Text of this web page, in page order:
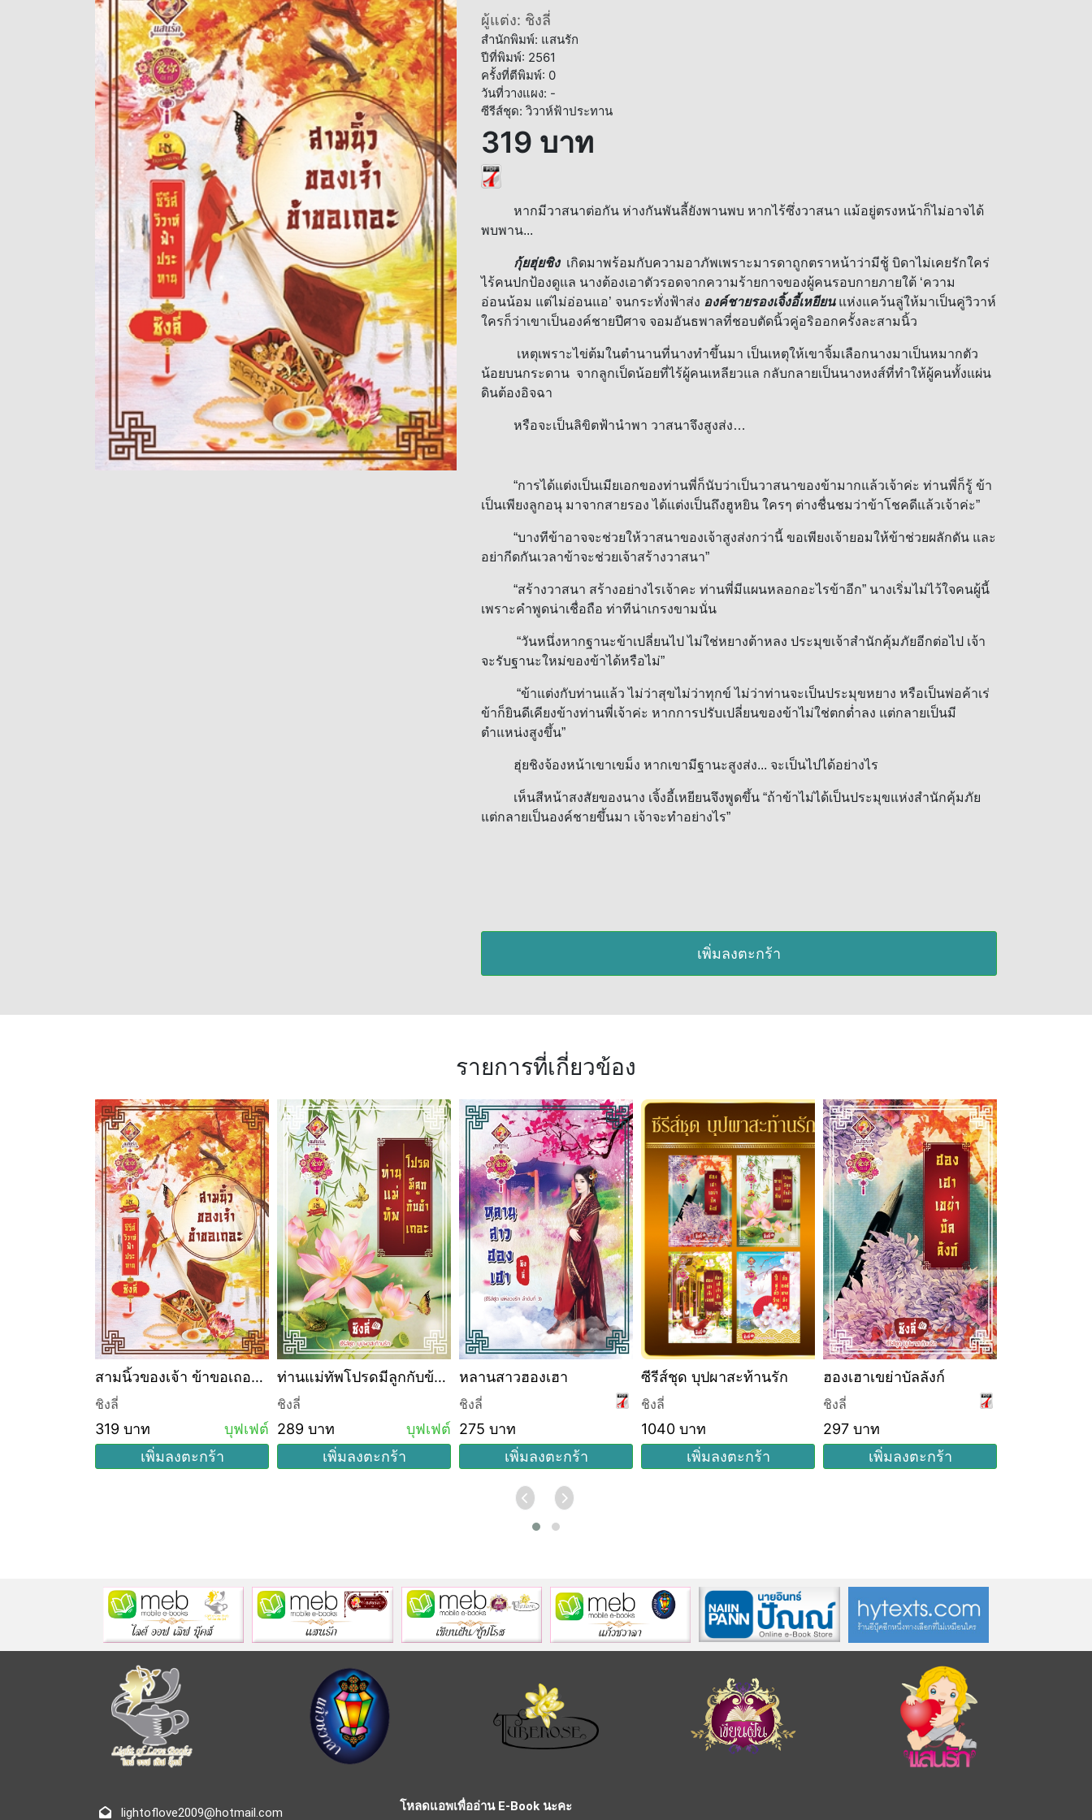
ผู้แต่ง: ชิงลี่
สำนักพิมพ์: แสนรัก
ปีที่พิมพ์: 2561
ครั้งที่ตีพิมพ์: 0
วันที่วางแผง: -
ซีรีส์ชุด: วิวาห์ฟ้าประทาน
319 บาท
หากมีวาสนาต่อกัน ห่างกันพันลี้ยังพานพบ หากไร้ซึ่งวาสนา แม้อยู่ตรงหน้าก็ไม่อาจได้
พบพาน...
กุ้ยฮุ่ยชิงเกิดมาพร้อมกับความอาภัพเพราะมารดาถูกตราหน้าว่ามีชู้ บิดาไม่เคยรักใคร่
ไร้คนปกป้องดูแล นางต้องเอาตัวรอดจากความร้ายกาจของผู้คนรอบกายภายใต้ ‘ความ
อ่อนน้อม แต่ไม่อ่อนแอ’ จนกระทั่งฟ้าส่ง องค์ชายรองเจิ้งอี้เหยียนแห่งแคว้นลู่ให้มาเป็นคู่วิวาห์
ใครก็ว่าเขาเป็นองค์ชายปีศาจ จอมอันธพาลที่ชอบตัดนิ้วคู่อริออกครั้งละสามนิ้ว
เหตุเพราะไข่ต้มในตำนานที่นางทำขึ้นมา เป็นเหตุให้เขาจิ้มเลือกนางมาเป็นหมากตัว
น้อยบนกระดาน จากลูกเป็ดน้อยที่ไร้ผู้คนเหลียวแล กลับกลายเป็นนางหงส์ที่ทำให้ผู้คนทั้งแผ่น
ดินต้องอิจฉา
หรือจะเป็นลิขิตฟ้านำพา วาสนาจึงสูงส่ง…
“การได้แต่งเป็นเมียเอกของท่านพี่ก็นับว่าเป็นวาสนาของข้ามากแล้วเจ้าค่ะ ท่านพี่ก็รู้ ข้า
เป็นเพียงลูกอนุ มาจากสายรอง ได้แต่งเป็นถึงฮูหยิน ใครๆ ต่างชื่นชมว่าข้าโชคดีแล้วเจ้าค่ะ”
“บางทีข้าอาจจะช่วยให้วาสนาของเจ้าสูงส่งกว่านี้ ขอเพียงเจ้ายอมให้ข้าช่วยผลักดัน และ
อย่ากีดกันเวลาข้าจะช่วยเจ้าสร้างวาสนา”
“สร้างวาสนา สร้างอย่างไรเจ้าคะ ท่านพี่มีแผนหลอกอะไรข้าอีก” นางเริ่มไม่ไว้ใจคนผู้นี้
เพราะคำพูดน่าเชื่อถือ ท่าทีน่าเกรงขามนั่น
“วันหนึ่งหากฐานะข้าเปลี่ยนไป ไม่ใช่หยางต้าหลง ประมุขเจ้าสำนักคุ้มภัยอีกต่อไป เจ้า
จะรับฐานะใหม่ของข้าได้หรือไม่”
“ข้าแต่งกับท่านแล้ว ไม่ว่าสุขไม่ว่าทุกข์ ไม่ว่าท่านจะเป็นประมุขหยาง หรือเป็นพ่อค้าเร่
ข้าก็ยินดีเคียงข้างท่านพี่เจ้าค่ะ หากการปรับเปลี่ยนของข้าไม่ใช่ตกต่ำลง แต่กลายเป็นมี
ตำแหน่งสูงขึ้น”
ฮุ่ยชิงจ้องหน้าเขาเขม็ง หากเขามีฐานะสูงส่ง... จะเป็นไปได้อย่างไร
เห็นสีหน้าสงสัยของนาง เจิ้งอี้เหยียนจึงพูดขึ้น “ถ้าข้าไม่ได้เป็นประมุขแห่งสำนักคุ้มภัย
แต่กลายเป็นองค์ชายขึ้นมา เจ้าจะทำอย่างไร”
เพิ่มลงตะกร้า
รายการที่เกี่ยวข้อง
สามนิ้วของเจ้า ข้าขอเถอะ
(บุฟเฟ่ต์)
ชิงลี่
319 บาท
บุฟเฟต์
เพิ่มลงตะกร้า
ท่านแม่ทัพโปรดมีลูกกับข้า
ชิงลี่
289 บาท
บุฟเฟต์
เพิ่มลงตะกร้า
หลานสาวฮองเฮา
ชิงลี่
275 บาท
เพิ่มลงตะกร้า
ซีรีส์ชุด บุปผาสะท้านรัก
ชิงลี่
1040 บาท
เพิ่มลงตะกร้า
ฮองเฮาเขย่าบัลลังก์
ชิงลี่
297 บาท
เพิ่มลงตะกร้า
lightoflove2009@hotmail.com โหลดแอพเพื่ออ่าน E-Book นะคะ